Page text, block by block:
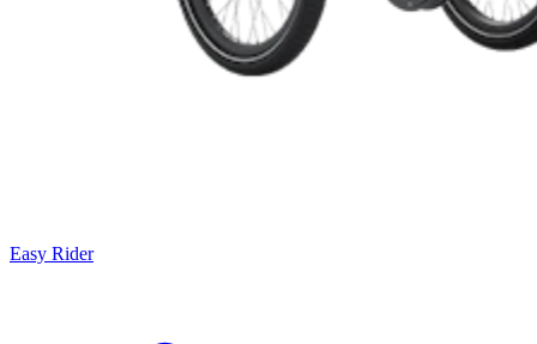
Easy Rider